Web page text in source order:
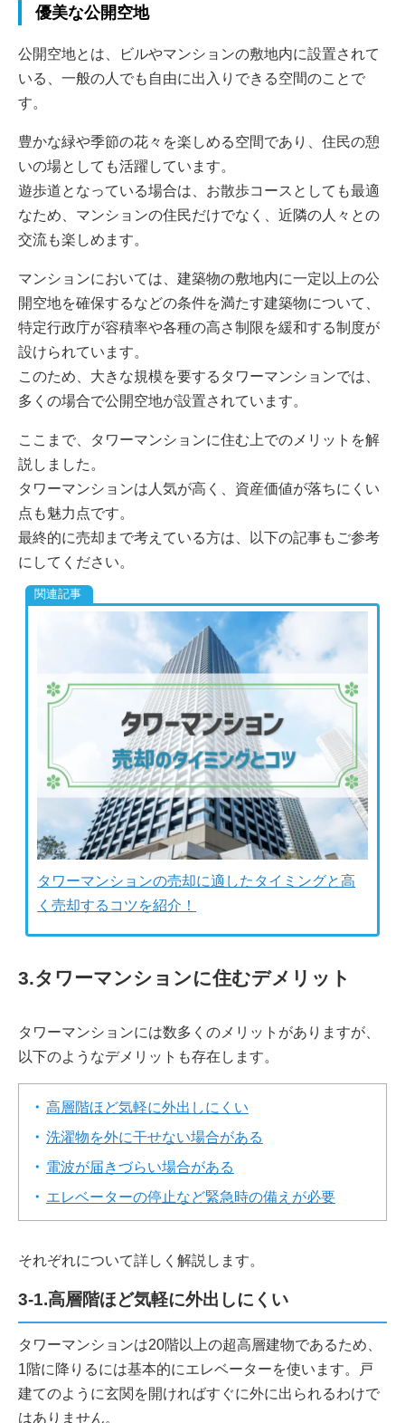
優美な公開空地
公開空地とは、ビルやマンションの敷地内に設置されて
いる、一般の人でも自由に出入りできる空間のことで
す。
豊かな緑や季節の花々を楽しめる空間であり、住民の憩
いの場としても活躍しています。
遊歩道となっている場合は、お散歩コースとしても最適
なため、マンションの住民だけでなく、近隣の人々との
交流も楽しめます。
マンションにおいては、建築物の敷地内に一定以上の公
開空地を確保するなどの条件を満たす建築物について、
特定行政庁が容積率や各種の高さ制限を緩和する制度が
設けられています。
このため、大きな規模を要するタワーマンションでは、
多くの場合で公開空地が設置されています。
ここまで、タワーマンションに住む上でのメリットを解
説しました。
タワーマンションは人気が高く、資産価値が落ちにくい
点も魅力点です。
最終的に売却まで考えている方は、以下の記事もご参考
にしてください。
タワーマンションの売却に適したタイミングと高
く売却するコツを紹介！
3.タワーマンションに住むデメリット
タワーマンションには数多くのメリットがありますが、
以下のようなデメリットも存在します。
高層階ほど気軽に外出しにくい
洗濯物を外に干せない場合がある
電波が届きづらい場合がある
エレベーターの停止など緊急時の備えが必要
それぞれについて詳しく解説します。
3-1.高層階ほど気軽に外出しにくい
タワーマンションは20階以上の超高層建物であるため、
1階に降りるには基本的にエレベーターを使います。戸
建てのように玄関を開ければすぐに外に出られるわけで
はありません。